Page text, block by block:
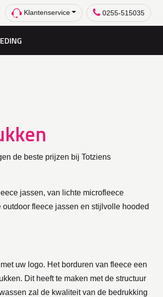
Klantenservice 0255-515035
de beste prijzen bij Totziens
jassen, van lichte microfleece
fleece jassen en stijlvolle hooded
uw logo. Het borduren van fleece een
Dit heeft te maken met de structuur
zal de kwaliteit van de bedrukking